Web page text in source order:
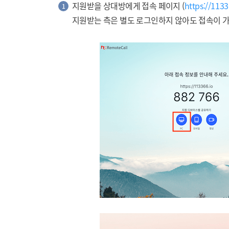
1 지원받을 상대방에게 접속 페이지 (https://
지원받는 측은 별도 로그인하지 않아도 접속이